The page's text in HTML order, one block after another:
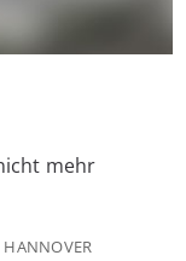
mehr